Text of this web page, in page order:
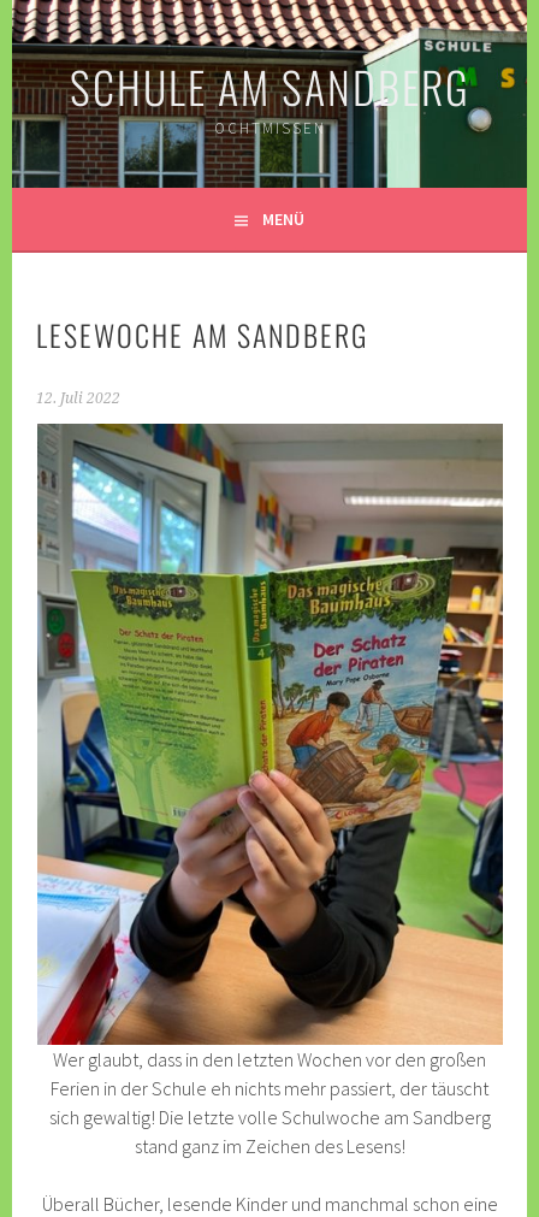
Springe
zum
Inhalt
SCHULE AM SANDBERG
OCHTMISSEN
MENÜ
LESEWOCHE AM SANDBERG
12. Juli 2022
Wer glaubt, dass in den letzten Wochen vor den großen
Ferien in der Schule eh nichts mehr passiert, der täuscht
sich gewaltig! Die letzte volle Schulwoche am Sandberg
stand ganz im Zeichen des Lesens!
Überall Bücher, lesende Kinder und manchmal schon eine